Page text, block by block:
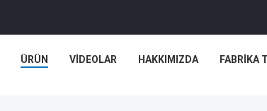
ÜRÜN VIDEOLAR HAKKIMIZDA FABRIKA